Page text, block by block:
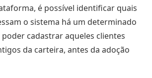
é possível identificar quais
o sistema há um determinado
cadastrar aqueles clientes
da carteira, antes da adoção